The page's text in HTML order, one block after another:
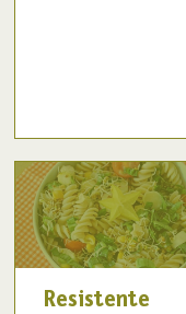
Resistente